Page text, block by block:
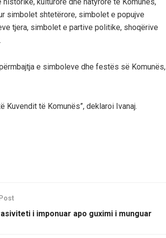
simbolet shtetërore, simbolet e popujve
tjera, simbolet e partive politike, shoqërive
e simboleve dhe festës së Komunës,
të Komunës”, deklaroi Ivanaj.
i imponuar apo guximi i munguar